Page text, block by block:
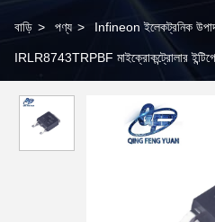
বাড়ি > পণ্য > Infineon ইলেকট্রনিক
IRLR8743TRPBF মাইক্রোকন্ট্রোলার